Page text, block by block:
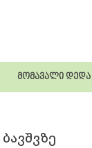
მომავალი დედა